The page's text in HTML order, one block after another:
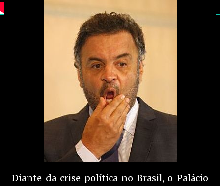
Diante da crise política no Brasil, o Palácio